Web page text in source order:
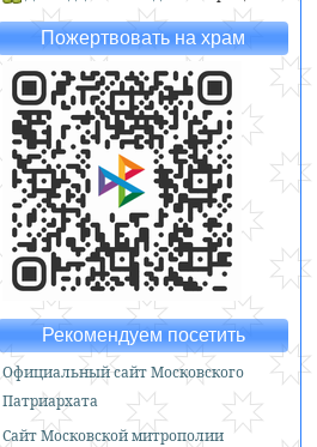
Пожертвовать на храм
Рекомендуем посетить
Официальный сайт Московского
Патриархата
Сайт Московской митрополии